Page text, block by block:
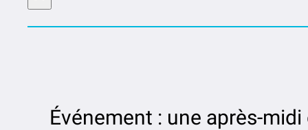
Événement : une après-